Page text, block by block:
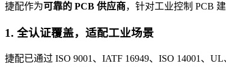
捷配作为可靠的 PCB 供应商，针对工业控制 PCB
1. 全认证覆盖，适配工业场景
捷配已通过 ISO 9001、IATF 16949、ISO 14001、